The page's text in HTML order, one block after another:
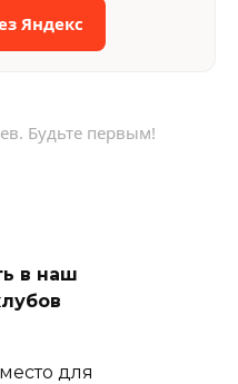
Яндекс
Будьте первым!
в наш
для